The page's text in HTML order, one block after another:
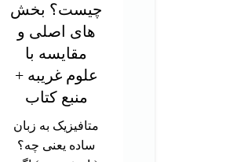
چیست؟ بخش
های اصلی و
مقایسه با
علوم غریبه +
منبع کتاب
متافیزیک به زبان
ساده یعنی چه؟